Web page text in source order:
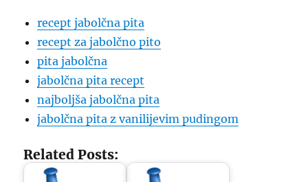
recept jabolčna pita
recept za jabolčno pito
pita jabolčna
jabolčna pita recept
najboljša jabolčna pita
jabolčna pita z vanilijevim pudingom
Related Posts: